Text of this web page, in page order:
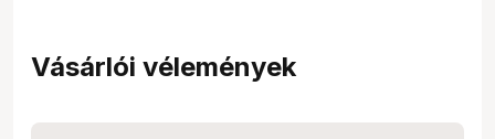
Vásárlói vélemények